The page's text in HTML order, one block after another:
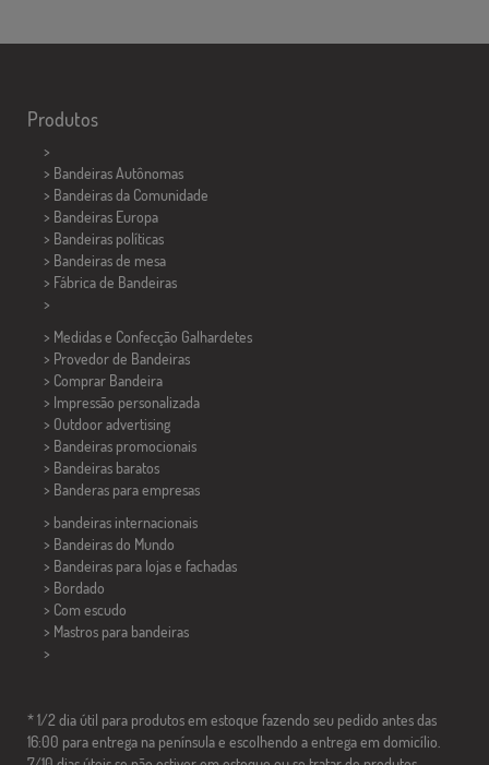
Produtos
>
> Bandeiras Autônomas
> Bandeiras da Comunidade
> Bandeiras Europa
> Bandeiras políticas
> Bandeiras de mesa
> Fábrica de Bandeiras
>
> Medidas e Confecção Galhardetes
> Provedor de Bandeiras
> Comprar Bandeira
> Impressão personalizada
> Outdoor advertising
> Bandeiras promocionais
> Bandeiras baratos
> Banderas para empresas
> bandeiras internacionais
> Bandeiras do Mundo
> Bandeiras para lojas e fachadas
> Bordado
> Com escudo
> Mastros para bandeiras
>
* 1/2 dia útil para produtos em estoque fazendo seu pedido antes das
16:00 para entrega na península e escolhendo a entrega em domicílio.